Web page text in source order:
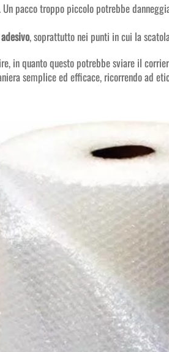
pacco troppo piccolo potrebbe
, soprattutto nei punti in cui la
in quanto questo potrebbe sviare il
semplice ed efficace, ricorrendo